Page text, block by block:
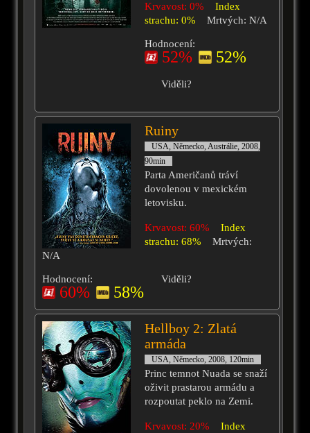
Krvavost: 0%
Index
strachu: 0%
Mrtvých: N/A
Hodnocení:
52% 52%
Viděli?
Ruiny
USA, Německo, Austrálie, 2008,
90min
Parta Američanů tráví
dovolenou v mexickém
letovisku.
Krvavost: 60%
Index
strachu: 68%
Mrtvých:
N/A
Hodnocení:
60% 58%
Viděli?
Hellboy 2: Zlatá
armáda
USA, Německo, 2008, 120min
Princ temnot Nuada se snaží
oživit prastarou armádu a
rozpoutat peklo na Zemi.
Krvavost: 20% Index